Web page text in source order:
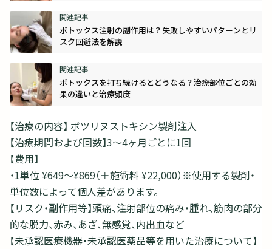
ボトックス注射の副作用は？失敗しやすいパターンとリ
スク回避法を解説
ボトックスを打ち続けるとどうなる？治療部位ごとの効
果の違いと治療頻度
【治療の内容】 ボツリヌストキシン製剤注入
【治療期間および回数】3～4ヶ月ごとに1回
【費用】
・1単位 ¥649～¥869（＋施術料 ¥22,000）※使用する製剤・
単位数によって個人差があります。
【リスク・副作用等】頭痛、注射部位の痛み・腫れ、筋肉の部分
的な脱力、赤み、あざ、無感覚、内出血など
【未承認医療機器・未承認医薬品等を用いた治療について】